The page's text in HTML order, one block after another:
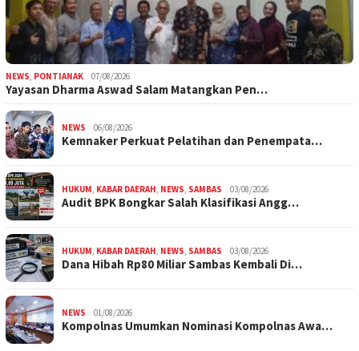
NEWS, PONTIANAK 07/08/2026
Yayasan Dharma Aswad Salam Matangkan Pen…
NEWS 06/08/2026
Kemnaker Perkuat Pelatihan dan Penempata…
HUKUM, KABAR DAERAH, NEWS, SAMBAS 03/08/2026
Audit BPK Bongkar Salah Klasifikasi Angg…
HUKUM, KABAR DAERAH, NEWS, SAMBAS 03/08/2026
Dana Hibah Rp80 Miliar Sambas Kembali Di…
NEWS 01/08/2026
Kompolnas Umumkan Nominasi Kompolnas Awa…